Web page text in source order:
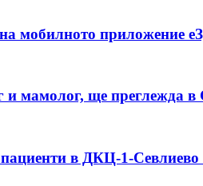
мобилното приложение
мамолог, ще преглежда в
в ДКЦ-1-Севлиево